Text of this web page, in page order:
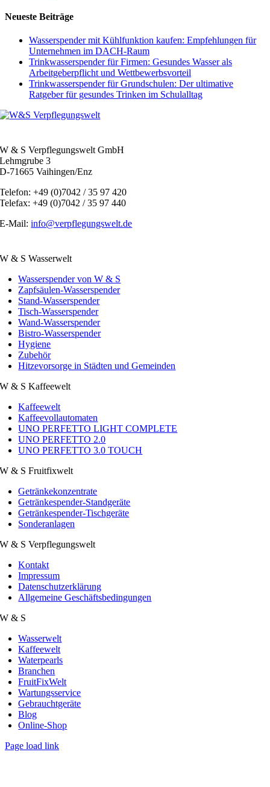
Neueste Beiträge
Wasserspender mit Kühlfunktion kaufen: Empfehlungen für
Unternehmen im DACH‑Raum
Trinkwasserspender für Firmen: Gesundes Wasser als
Arbeitgeberpflicht und Wettbewerbsvorteil
Trinkwasserspender für Grundschulen: Der ultimative
Ratgeber für gesundes Trinken im Schulalltag
W & S Verpflegungswelt GmbH
Lehmgrube 3
D-71665 Vaihingen/Enz
Telefon: +49 (0)7042 / 35 97 420
Telefax: +49 (0)7042 / 35 97 440
E-Mail:info@verpflegungswelt.de
W & S Wasserwelt
Wasserspender von W & S
Zapfsäulen-Wasserspender
Stand-Wasserspender
Tisch-Wasserspender
Wand-Wasserspender
Bistro-Wasserspender
Hygiene
Zubehör
Hitzevorsorge in Städten und Gemeinden
W & S Kaffeewelt
Kaffeewelt
Kaffeevollautomaten
UNO PERFETTO LIGHT COMPLETE
UNO PERFETTO 2.0
UNO PERFETTO 3.0 TOUCH
W & S Fruitfixwelt
Getränkekonzentrate
Getränkespender-Standgeräte
Getränkespender-Tischgeräte
Sonderanlagen
W & S Verpflegungswelt
Kontakt
Impressum
Datenschutzerklärung
Allgemeine Geschäftsbedingungen
W & S
Wasserwelt
Kaffeewelt
Waterpearls
Branchen
FruitFixWelt
Wartungsservice
Gebrauchtgeräte
Blog
Online-Shop
Page load link